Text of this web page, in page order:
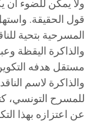
ولا يمكن للضوء
المسرحية بتحية
والذاكرة اليقظة
والذاكرة لاسم
للمسرح التونسي،
عن اعتزازه بهذا